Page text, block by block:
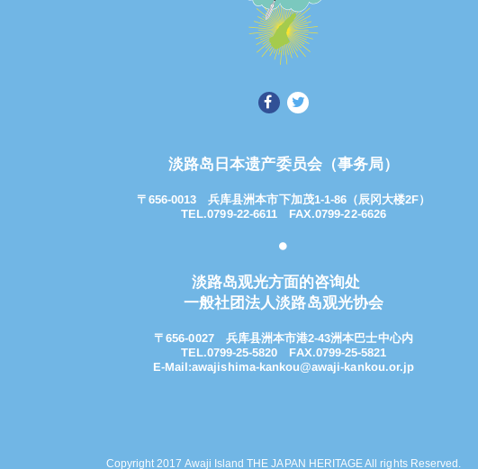
淡路岛日本遗产委员会（事务局）
〒656-0013 兵库县洲本市下加茂1-1-86（辰冈大楼2F）
TEL.0799-22-6611 FAX.0799-22-6626
淡路岛观光方面的咨询处
一般社团法人淡路岛观光协会
〒656-0027 兵库县洲本市港2-43洲本巴士中心内
TEL.0799-25-5820 FAX.0799-25-5821
E-Mail:awajishima-kankou@awaji-kankou.or.jp
Copyright 2017 Awaji Island THE JAPAN HERITAGE All rights Reserved.